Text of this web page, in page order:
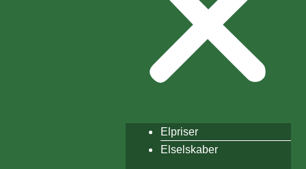
Elpriser
Elselskaber